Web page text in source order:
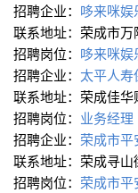
招聘企业： 哆来咪
联系地址：荣成市
招聘岗位： 哆来咪
招聘企业： 太平人寿
联系地址：荣成佳
招聘岗位： 业务经理
招聘企业： 荣成市
联系地址：荣成寻
招聘岗位： 荣成市